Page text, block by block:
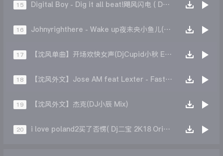
15 Digital Boy - Dig it all beat!飓风闪电 ( DJ王赫 Remix )
16 Johnyrighthere - Wake up夜未央小鱼儿(Original Mix)
17 【沈风单曲】开场欢快女声(DjCupid小秋 Edit)
18 【沈风外文】Jose AM feat Lexter - Fast Lane(XHaoDj筱昊 Edit)
19 【沈风外文】杰克(DJ小辰 Mix)
20 i love poland2买了否愣( Dj二宝 2K18 Original mix 斯卡拉热播)